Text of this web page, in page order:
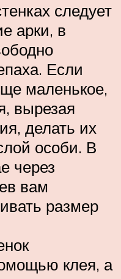
следует
арки, в
Если
маленькое,
вырезая
делать их
особи. В
через
вам
размер
клея, а